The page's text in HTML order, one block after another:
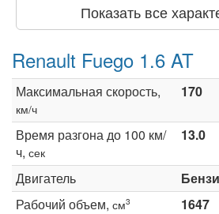
Показать все
Renault Fuego 1.6 AT
Максимальная скорость,
км/ч
170
Время разгона до 100 км/
ч, сек
13.0
Двигатель
Рабочий объем, см3
1647